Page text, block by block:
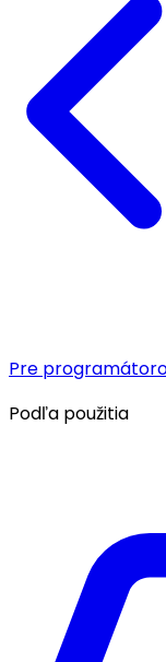
Pre
Podľa použitia